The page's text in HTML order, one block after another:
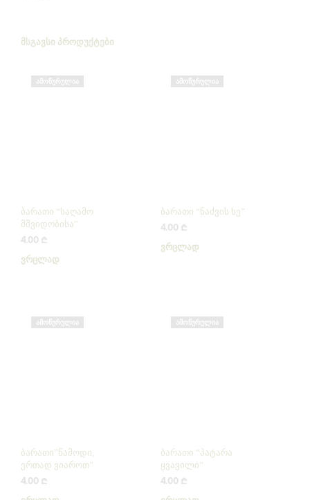
ᲛᲡᲒᲐᲕᲡᲘ ᲞᲠᲝᲓᲣᲥᲢᲔᲑᲘ
ᲐᲛᲝᲬᲣᲠᲣᲚᲘᲐ
ბარათი “საღამო
მშვიდობისა”
4.00 ₾
ᲕᲠᲪᲚᲐᲓ
ᲐᲛᲝᲬᲣᲠᲣᲚᲘᲐ
ბარათი “ნაძვის ხე”
4.00 ₾
ᲕᲠᲪᲚᲐᲓ
ᲐᲛᲝᲬᲣᲠᲣᲚᲘᲐ
ბარათი”წამოდი,
ერთად ვიაროთ”
4.00 ₾
ᲐᲛᲝᲬᲣᲠᲣᲚᲘᲐ
ბარათი “პატარა
ყვავილი”
4.00 ₾